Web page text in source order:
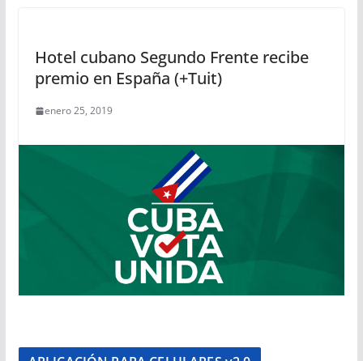
Hotel cubano Segundo Frente recibe
premio en España (+Tuit)
enero 25, 2019